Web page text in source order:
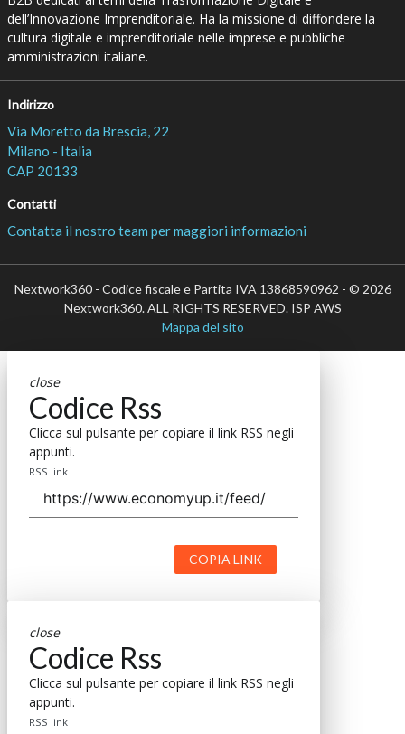
dell’Innovazione Imprenditoriale. Ha la missione di diffondere la
cultura digitale e imprenditoriale nelle imprese e pubbliche
amministrazioni italiane.
Indirizzo
Via Moretto da Brescia, 22
Milano - Italia
CAP 20133
Contatti
Contatta il nostro team per maggiori informazioni
Nextwork360 - Codice fiscale e Partita IVA 13868590962 - © 2026
Nextwork360. ALL RIGHTS RESERVED. ISP AWS
Mappa del sito
close
Codice Rss
Clicca sul pulsante per copiare il link RSS negli
appunti.
RSS link
COPIA LINK
close
Codice Rss
Clicca sul pulsante per copiare il link RSS negli
appunti.
RSS link